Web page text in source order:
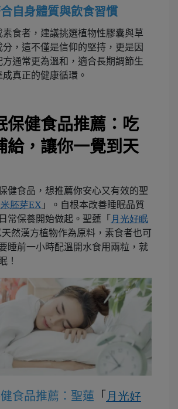
自身體質與飲食習慣
素食者，建議挑選植物性膠囊與草
分，這不僅是信仰的堅持，更是因
方通常更為溫和，適合長期調節生
真正的健康循環。
保健食品推薦：吃
給，讓你一覺到天
健食品，想推薦你安心又有效的聖
米胚芽EX 」。自根本改善睡眠品質
常保養開始做起。聖蓮「 月光好眠
天然漢方植物作為原料，素食者也可
睡前一小時配溫開水食用兩粒，就
！
食品推薦：聖蓮 「 月光好